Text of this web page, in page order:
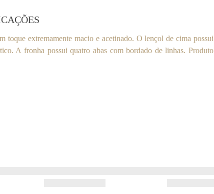
extremamente macio e acetinado. O lençol de cima possui
A fronha possui quatro abas com bordado de linhas. Produto